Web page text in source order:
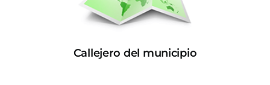
Callejero del municipio